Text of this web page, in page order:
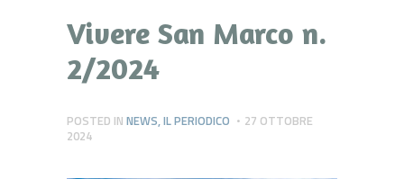
Vivere San Marco n.
2/2024
POSTED IN NEWS,IL PERIODICO
27 OTTOBRE
2024